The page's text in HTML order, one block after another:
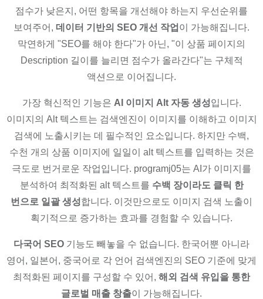
점수가 낮은지, 어떤 항목을 개선해야 하는지 우선순위를
보여주어, 데이터 기반의 SEO 개선 작업 이 가능해집니다.
막연하게 "SEO를 해야 한다"가 아닌, "이 상품 페이지의
Description 길이를 늘리면 점수가 올라간다"는 구체적
액션으로 이어집니다.
가장 혁신적인 기능은 AI 이미지 Alt 자동 생성입니다.
이미지의 Alt 텍스트는 검색엔진이 이미지를 이해하고 이미지
검색에 노출시키는 데 필수적인 요소입니다. 하지만 수백,
수천 개의 상품 이미지에 일일이 alt 텍스트를 입력하는 것은
극도로 번거로운 작업입니다. programj05는 AI가 이미지를
분석하여 최적화된 alt 텍스트를 수백 장이라도 클릭 한
번으로 일괄 생성합니다. 이것만으로도 이미지 검색 노출이
획기적으로 증가하는 효과를 경험할 수 있습니다.
다국어 SEO 기능도 빼놓을 수 없습니다. 한국어뿐 아니라
영어, 일본어, 중국어로 각 언어 검색엔진의 SEO 기준에 맞게
최적화된 페이지를 구성할 수 있어, 해외 검색 유입을 통한
글로벌 매출 창출이 가능해집니다.